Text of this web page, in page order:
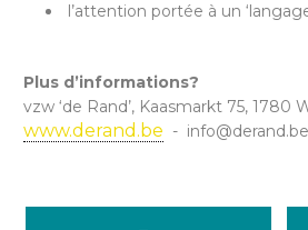
l’attention portée à un
Plus d’informations?
vzw ‘de Rand’, Kaasmarkt 75, 1780
www.derand.be -